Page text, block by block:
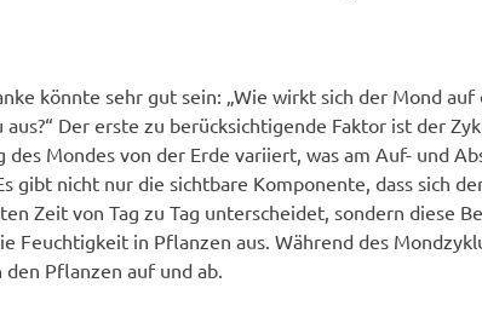
könnte sehr gut sein: „Wie wirkt sich der Mond auf
aus?“ Der erste zu berücksichtigende Faktor ist der
des Mondes von der Erde variiert, was am Auf- und
gibt nicht nur die sichtbare Komponente, dass sich
Zeit von Tag zu Tag unterscheidet, sondern diese
Feuchtigkeit in Pflanzen aus. Während des
Pflanzen auf und ab.